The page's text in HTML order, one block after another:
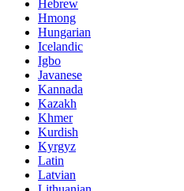
Hebrew
Hmong
Hungarian
Icelandic
Igbo
Javanese
Kannada
Kazakh
Khmer
Kurdish
Kyrgyz
Latin
Latvian